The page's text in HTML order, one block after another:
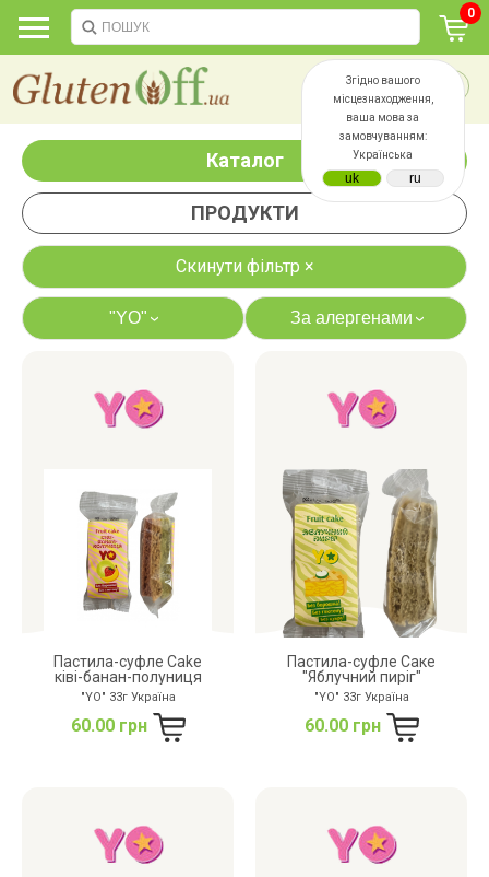
Згідно вашого
місцезнаходження,
ваша мова за
замовчуванням:
Українська
0
Каталог
ПРОДУКТИ
Скинути фільтр ×
"YO"› За алергенами›
казеїну
білку
Пастила-суфле Cake
ківі-банан-полуниця
"YO" 33г Україна
60.00 грн
Пастила-суфле Саке
"Яблучний пиріг"
"YO" 33г Україна
60.00 грн